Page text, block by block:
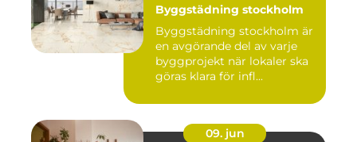
Byggstädning stockholm
Byggstädning stockholm är
en avgörande del av varje
byggprojekt när lokaler ska
göras klara för infl...
09. jun